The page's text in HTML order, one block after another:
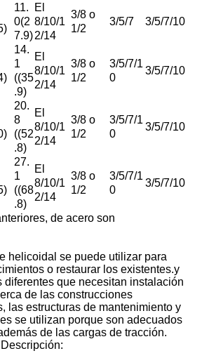
11.
0(2
7.9)
El
8/10/1
2/14
3/8 o
1/2
3/5/7 3/5/7/10
14.
1
((35
.9)
El
8/10/1
2/14
3/8 o
1/2
3/5/7/1
0
3/5/7/10
20.
8
((52
.8)
El
8/10/1
2/14
3/8 o
1/2
3/5/7/1
0
3/5/7/10
27.
1
((68
.8)
El
8/10/1
2/14
3/8 o
1/2
3/5/7/1
0
3/5/7/10
de acero son
helicoidal se puede utilizar para
o restaurar los existentes.y
diferentes que necesitan instalación
de las construcciones
las estructuras de mantenimiento y
se utilizan porque son adecuados
de las cargas de tracción.